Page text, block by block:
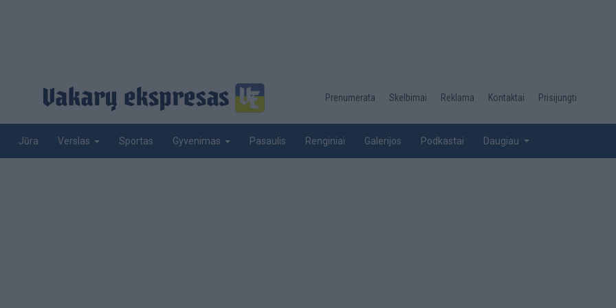
Desktop
top
Prenumerata Skelbimai Reklama Kontaktai Prisijungti
Jūra Verslas Sportas Gyvenimas Pasaulis Renginiai Galerijos Podkastai Daugiau